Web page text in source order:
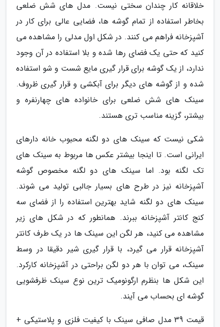
خلاقانه کار چندان سختی نیست. مدل های شش ضلعی
بخاطر استفاده از تمام گوشه ها، فضایی عالی برای کار در
آشپزخانه فراهم می کنند. در شکل اول مدلی را مشاهده می
کنید که حتی یک فضای رها شده و بلا استفاده در آن وجود
ندارد، از یک گوشه برای قرار گیری مایع شست و شو استفاده
شده و از گوشه های دیگر برای آبکشی و قرار گیری ظروف.
سینک های شش ضلعی برای خانواده های چهارنفره و
بیشتر، گزینه مناسب تری هستند.
شکی نیست که سینک های دو لگنه محبوب خانه دارهای
ایرانی است. تا اینجا بیشتر عکس ها مربوط به سینک های
تک لگنه بود. اما سینک های دو لگنه مخصوص گوشه
آشپزخانه نیز در طرح های بسیار جالبی تولید می شوند.
سینک های دو لگنه شاید بهترین استفاده را از فضای سه
کنج کانتر آشپزخانه ببرند. همانطور که در شکل های زیر
مشاهده می کنید، هر لگن این سینک ها در یک طرف کانتر
آشپزخانه قرار می گیرد، با قرار گیری شیر دقیقا در وسط
سینک، می توان با هر دو لگن براحتی در آشپزخانه کارکرد.
این شکل ها بنظرم ارگونومیک ترین نوع سینک ظرفشویی
گوشه ای بحساب می آیند.
قیمت 39 مدل صافی سینک با کیفیت فلزی و پلاستیکی +